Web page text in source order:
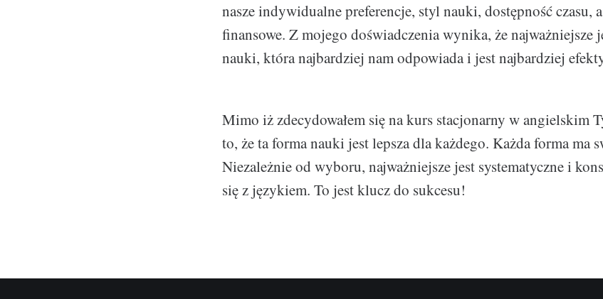
nasze indywidualne preferencje, styl nauki, dostępność czasu,
finansowe. Z mojego doświadczenia wynika, że najważniejsze
nauki, która najbardziej nam odpowiada i jest najbardziej
Mimo iż zdecydowałem się na kurs stacjonarny w angielskim
to, że ta forma nauki jest lepsza dla każdego. Każda forma ma
Niezależnie od wyboru, najważniejsze jest systematyczne i
się z językiem. To jest klucz do sukcesu!